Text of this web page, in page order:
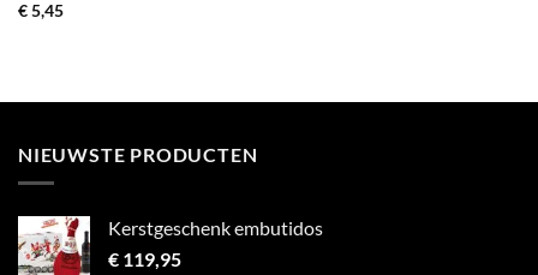
€5,45
NIEUWSTE PRODUCTEN
Kerstgeschenk embutidos
€ 119,95